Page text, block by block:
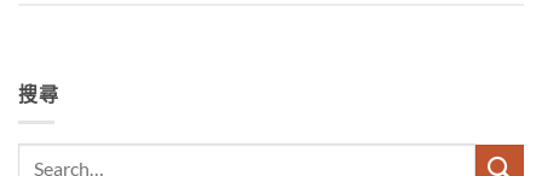
搜尋